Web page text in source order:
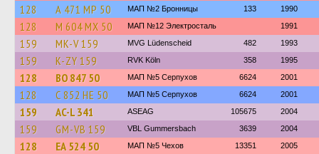
128 А 471 МР 50 МАП №2 Бронницы 133 1990
128 М 604 МХ 50 МАП №12 Электросталь 1991
159 MK-V 159 MVG Lüdenscheid 482 1993
159 K-ZY 159 RVK Köln 358 1995
128 ВО 847 50 МАП №5 Серпухов 6624 2001
128 С 852 НЕ 50 МАП №5 Серпухов 6624 2001
159 AC-L 341 ASEAG 105675 2004
159 GM-VB 159 VBL Gummersbach 3639 2004
128 ЕА 524 50 МАП №5 Чехов 13351 2005